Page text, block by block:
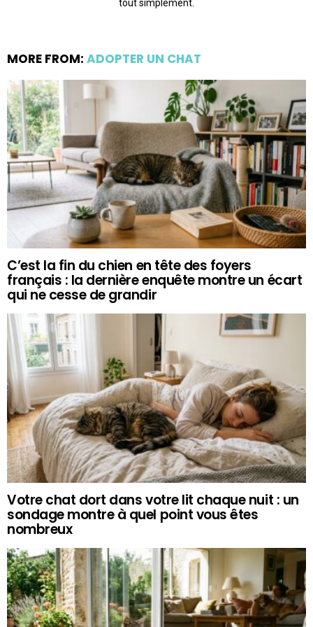
tout simplement.
MORE FROM: ADOPTER UN CHAT
C’est la fin du chien en tête des foyers
français : la dernière enquête montre un écart
qui ne cesse de grandir
Votre chat dort dans votre lit chaque nuit : un
sondage montre à quel point vous êtes
nombreux